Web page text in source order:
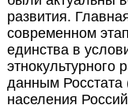
развития.
современном
единства в
этнокультурного
данным Росстата
населения